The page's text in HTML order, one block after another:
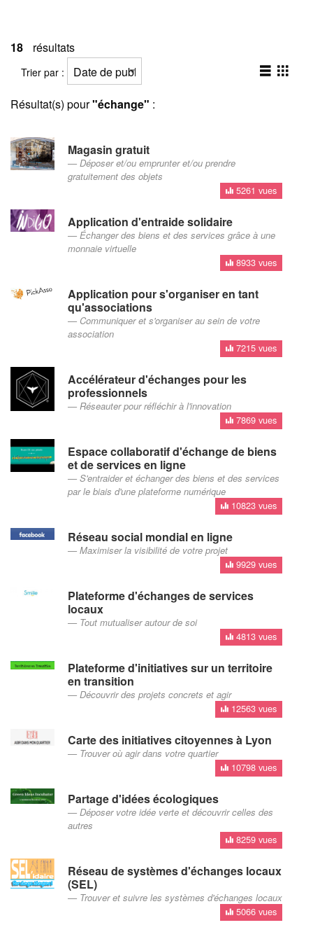
18 résultats
Trier par :
Résultat(s) pour"échange" :
Magasin gratuit
Déposer et/ou emprunter et/ou prendre
gratuitement des objets
5261 vues
Application d'entraide solidaire
Échanger des biens et des services grâce à une
monnaie virtuelle
8933 vues
Application pour s'organiser en tant
qu'associations
Communiquer et s'organiser au sein de votre
association
7215 vues
Accélérateur d'échanges pour les
professionnels
Réseauter pour réfléchir à l'innovation
7869 vues
Espace collaboratif d'échange de biens
et de services en ligne
S'entraider et échanger des biens et des services
par le biais d'une plateforme numérique
10823 vues
Réseau social mondial en ligne
Maximiser la visibilité de votre projet
9929 vues
Plateforme d'échanges de services
locaux
Tout mutualiser autour de soi
4813 vues
Plateforme d'initiatives sur un territoire
en transition
Découvrir des projets concrets et agir
12563 vues
Carte des initiatives citoyennes à Lyon
Trouver où agir dans votre quartier
10798 vues
Partage d'idées écologiques
Déposer votre idée verte et découvrir celles des
autres
8259 vues
Réseau de systèmes d'échanges locaux
(SEL)
Trouver et suivre les systèmes d'échanges locaux
5066 vues